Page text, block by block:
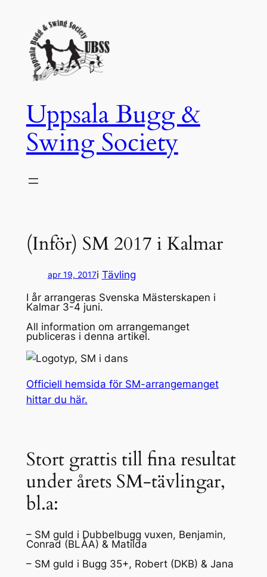
innehåll
Uppsala Bugg &
Swing Society
(Inför) SM 2017 i Kalmar
apr 19, 2017i Tävling
I år arrangeras Svenska Mästerskapen i
Kalmar 3-4 juni.
All information om arrangemanget
publiceras i denna artikel.
Officiell hemsida för SM-arrangemanget
hittar du här.
Stort grattis till fina resultat
under årets SM-tävlingar,
bl.a:
– SM guld i Dubbelbugg vuxen, Benjamin,
Conrad (BLÅA) & Matilda
– SM guld i Bugg 35+, Robert (DKB) & Jana